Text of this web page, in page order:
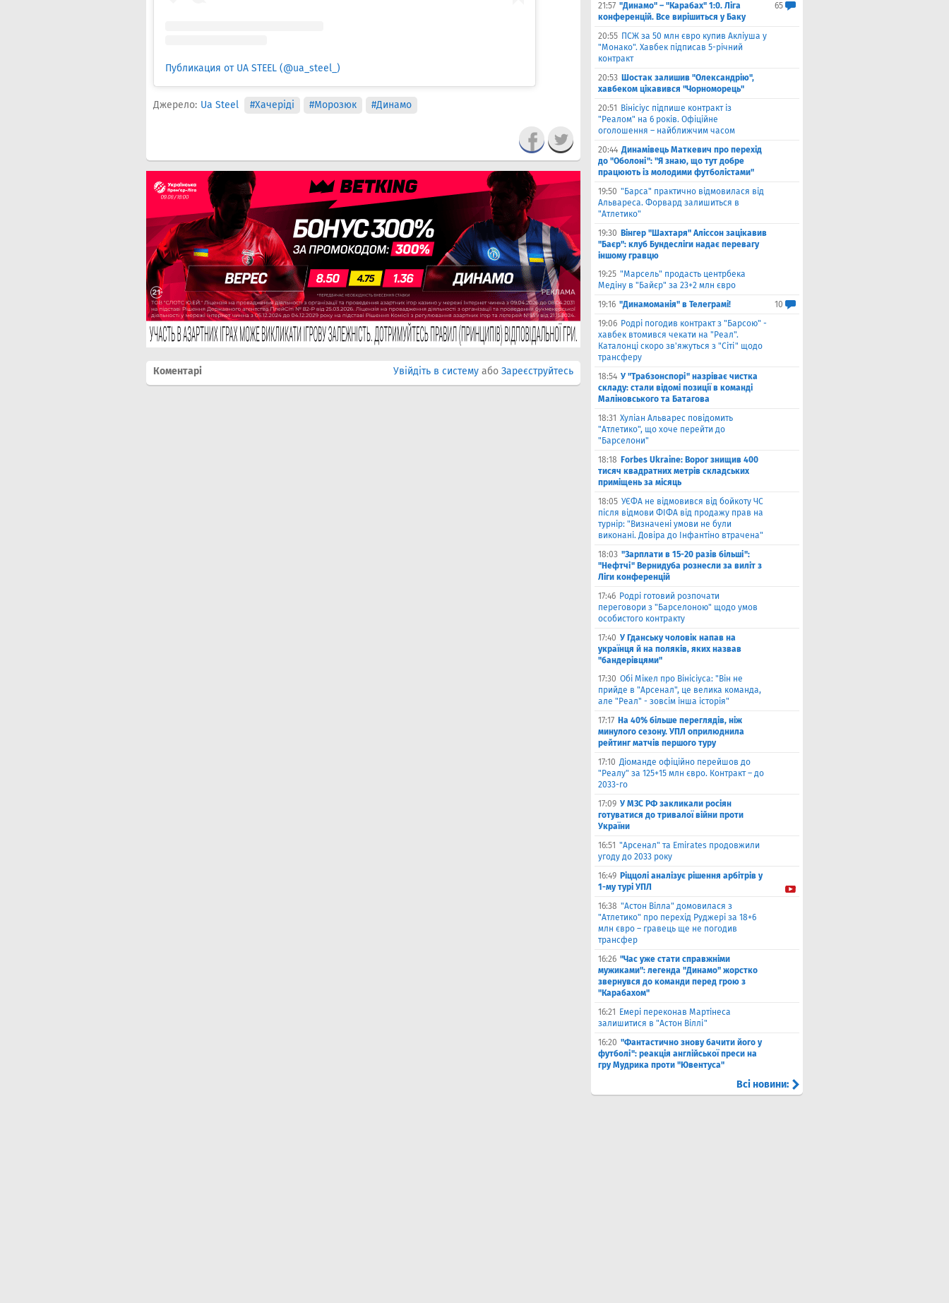
Публикация от UA STEEL (@ua_steel_)
Джерело: Ua Steel #Хачеріді #Морозюк #Динамо
Коментарі Увійдіть в систему або Зареєструйтесь
21:57 "Динамо" – "Карабах" 1:0. Ліга
конференцій. Все вирішиться у Баку
65
20:55 ПСЖ за 50 млн євро купив Акліуша у
"Монако". Хавбек підписав 5-річний
контракт
20:53 Шостак залишив "Олександрію",
хавбеком цікавився "Чорноморець"
20:51
Вінісіус підпише контракт із
"Реалом" на 6 років. Офіційне
оголошення – найближчим часом
20:44 Динамівець Маткевич про перехід
до "Оболоні": "Я знаю, що тут добре
працюють із молодими футболістами"
19:50 "Барса" практично відмовилася від
Альвареса. Форвард залишиться в
"Атлетико"
19:30 Вінгер "Шахтаря" Аліссон зацікавив
"Баєр": клуб Бундесліги надає перевагу
іншому гравцю
19:25 "Марсель" продасть центрбека
Медіну в "Байєр" за 23+2 млн євро
19:16 "Динамоманія" в Телеграмі!
10
19:06 Родрі погодив контракт з "Барсою" -
хавбек втомився чекати на "Реал".
Каталонці скоро зв'яжуться з "Сіті" щодо
трансферу
18:54 У "Трабзонспорі" назріває чистка
складу: стали відомі позиції в команді
Малiновського та Батагова
18:31 Хуліан Альварес повідомить
"Атлетико", що хоче перейти до
"Барселони"
18:18 Forbes Ukraine: Ворог знищив 400
тисяч квадратних метрів складських
приміщень за місяць
18:05 УЄФА не відмовився від бойкоту ЧС
після відмови ФІФА від продажу прав на
турнір: "Визначені умови не були
виконані. Довіра до Інфантіно втрачена"
18:03 "Зарплати в 15-20 разів більші":
"Нефтчі" Вернидуба рознесли за виліт з
Ліги конференцій
17:46 Родрі готовий розпочати
переговори з "Барселоною" щодо умов
особистого контракту
17:40 У Гданську чоловік напав на
українця й на поляків, яких назвав
"бандерівцями"
17:30 Обі Мікел про Вінісіуса: "Він не
прийде в "Арсенал", це велика команда,
але "Реал" - зовсім інша історія"
17:17 На 40% більше переглядів, ніж
минулого сезону. УПЛ оприлюднила
рейтинг матчів першого туру
17:10 Діоманде офіційно перейшов до
"Реалу" за 125+15 млн євро. Контракт – до
2033-го
17:09 У МЗС РФ закликали росіян
готуватися до тривалої війни проти
України
16:51 "Арсенал" та Emirates продовжили
угоду до 2033 року
16:49 Ріццолі аналізує рішення арбітрів у
1-му турі УПЛ
16:38 "Астон Вілла" домовилася з
"Атлетико" про перехід Руджері за 18+6
млн євро – гравець ще не погодив
трансфер
16:26 "Час уже стати справжніми
мужиками": легенда "Динамо" жорстко
звернувся до команди перед грою з
"Карабахом"
16:21
Емері переконав Мартінеса
залишитися в "Астон Віллі"
16:20 "Фантастично знову бачити його у
футболі": реакція англійської преси на
гру Мудрика проти "Ювентуса"
Всі новини: